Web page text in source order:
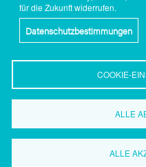
für die Zukunft widerrufen.
Datenschutzbestimmungen
COOKIE-
ALLE
ALLE
Wirtschaftsförderung